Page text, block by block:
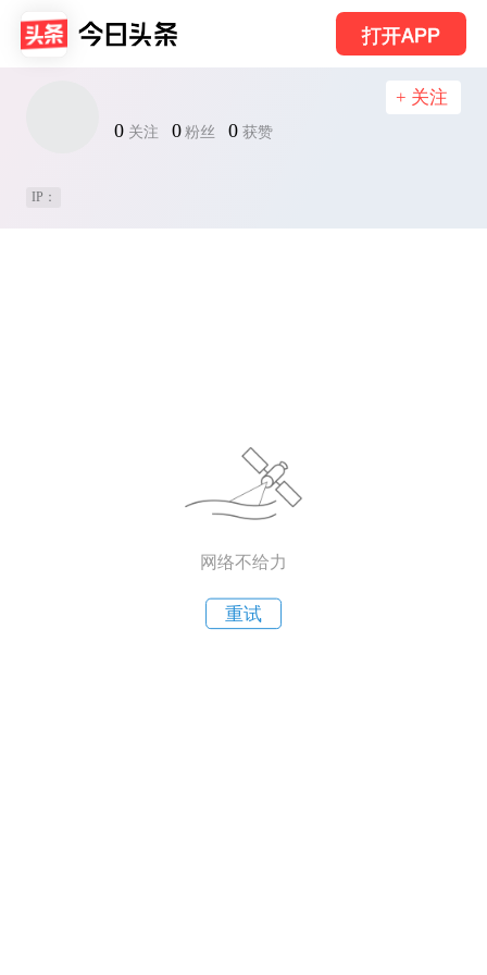
打开APP
0 关注 0 粉丝 0 获赞
+ 关注
IP：
网络不给力
重试